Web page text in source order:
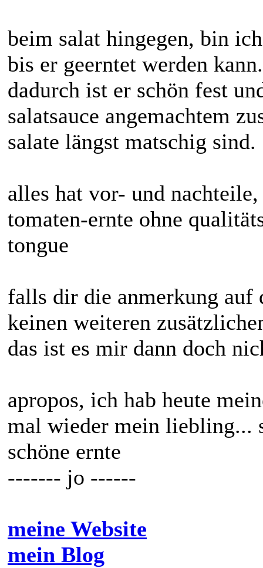
beim salat hingegen, bin
bis er geerntet werden kann.
dadurch ist er schön fest
salatsauce angemachtem
salate längst matschig sind.
alles hat vor- und
tomaten-ernte ohne
tongue
falls dir die anmerkung auf
keinen weiteren
das ist es mir dann doch
apropos, ich hab heute
mal wieder mein liebling...
schöne ernte
------- jo ------
meine Website
mein Blog